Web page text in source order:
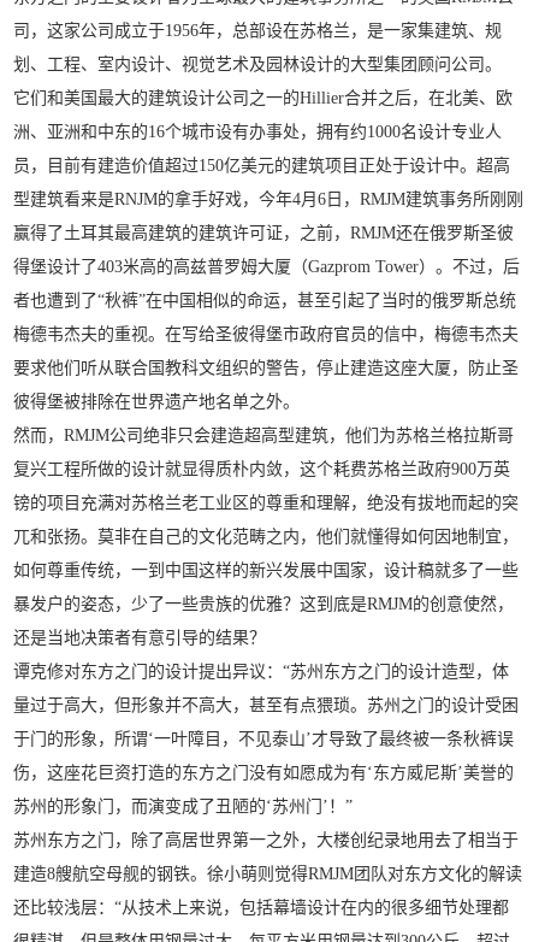
司，这家公司成立于1956年，总部设在苏格兰，是一家集建筑、规
划、工程、室内设计、视觉艺术及园林设计的大型集团顾问公司。
它们和美国最大的建筑设计公司之一的Hillier合并之后，在北美、欧
洲、亚洲和中东的16个城市设有办事处，拥有约1000名设计专业人
员，目前有建造价值超过150亿美元的建筑项目正处于设计中。超高
型建筑看来是RNJM的拿手好戏，今年4月6日，RMJM建筑事务所刚刚
赢得了土耳其最高建筑的建筑许可证，之前，RMJM还在俄罗斯圣彼
得堡设计了403米高的高兹普罗姆大厦（Gazprom Tower）。不过，后
者也遭到了“秋裤”在中国相似的命运，甚至引起了当时的俄罗斯总统
梅德韦杰夫的重视。在写给圣彼得堡市政府官员的信中，梅德韦杰夫
要求他们听从联合国教科文组织的警告，停止建造这座大厦，防止圣
彼得堡被排除在世界遗产地名单之外。
然而，RMJM公司绝非只会建造超高型建筑，他们为苏格兰格拉斯哥
复兴工程所做的设计就显得质朴内敛，这个耗费苏格兰政府900万英
镑的项目充满对苏格兰老工业区的尊重和理解，绝没有拔地而起的突
兀和张扬。莫非在自己的文化范畴之内，他们就懂得如何因地制宜，
如何尊重传统，一到中国这样的新兴发展中国家，设计稿就多了一些
暴发户的姿态，少了一些贵族的优雅？这到底是RMJM的创意使然，
还是当地决策者有意引导的结果？
谭克修对东方之门的设计提出异议：“苏州东方之门的设计造型，体
量过于高大，但形象并不高大，甚至有点猥琐。苏州之门的设计受困
于门的形象，所谓‘一叶障目，不见泰山’才导致了最终被一条秋裤误
伤，这座花巨资打造的东方之门没有如愿成为有‘东方威尼斯’美誉的
苏州的形象门，而演变成了丑陋的‘苏州门’！”
苏州东方之门，除了高居世界第一之外，大楼创纪录地用去了相当于
建造8艘航空母舰的钢铁。徐小萌则觉得RMJM团队对东方文化的解读
还比较浅层：“从技术上来说，包括幕墙设计在内的很多细节处理都